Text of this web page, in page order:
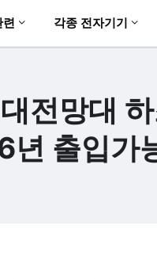
련 각종 전자기기
전망대
출입가